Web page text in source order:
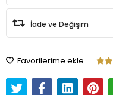
İade ve Değişim
Favorilerime ekle